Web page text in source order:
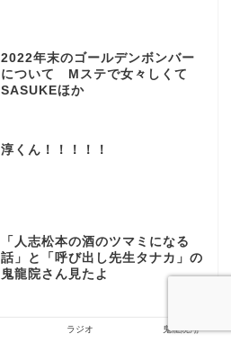
2022年末のゴールデンボンバー
について Mステで女々しくて
SASUKEほか
淳くん！！！！！
「人志松本の酒のツマミになる
話」と「呼び出し先生タナカ」の
鬼龍院さん見たよ
CDTVライブライブ年越しの面白
ラジオ 鬼龍院翔